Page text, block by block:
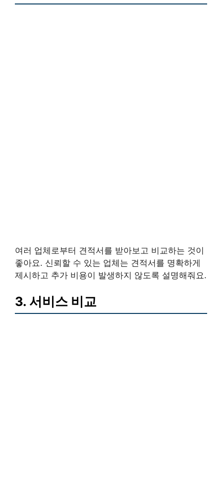
여러 업체로부터 견적서를 받아보고 비교하는 것이
좋아요. 신뢰할 수 있는 업체는 견적서를 명확하게
제시하고 추가 비용이 발생하지 않도록 설명해줘요.
3. 서비스 비교